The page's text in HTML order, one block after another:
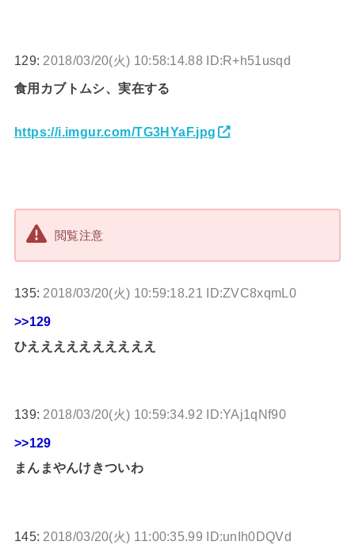
129: 2018/03/20(火) 10:58:14.88 ID:R+h51usqd
食用カブトムシ、実在する
https://i.imgur.com/TG3HYaF.jpg
閲覧注意
135: 2018/03/20(火) 10:59:18.21 ID:ZVC8xqmL0
>>129
ひええええええええええ
139: 2018/03/20(火) 10:59:34.92 ID:YAj1qNf90
>>129
まんまやんけきついわ
145: 2018/03/20(火) 11:00:35.99 ID:unIh0DQVd